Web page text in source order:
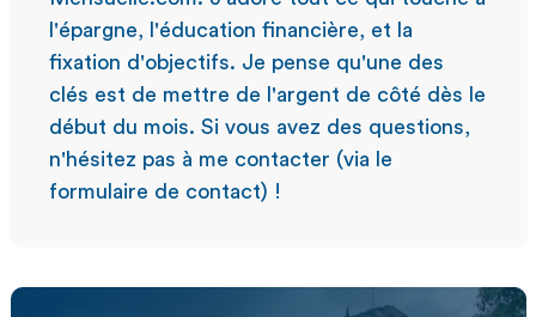
l'épargne, l'éducation financière, et la
fixation d'objectifs. Je pense qu'une des
clés est de mettre de l'argent de côté dès le
début du mois. Si vous avez des questions,
n'hésitez pas à me contacter (via le
formulaire de contact) !